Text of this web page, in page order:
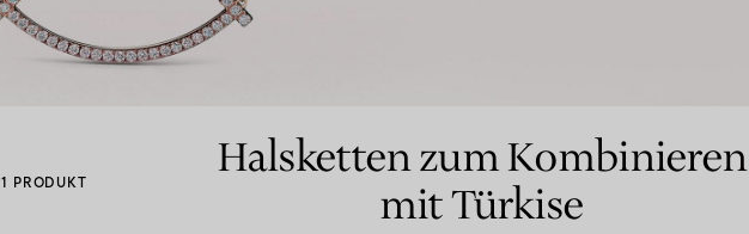
Eheringe für Herren
mit einem Tiffany-Diamantenexperten.
1 PRODUKT
Halsketten zum Kombinieren
mit Türkise